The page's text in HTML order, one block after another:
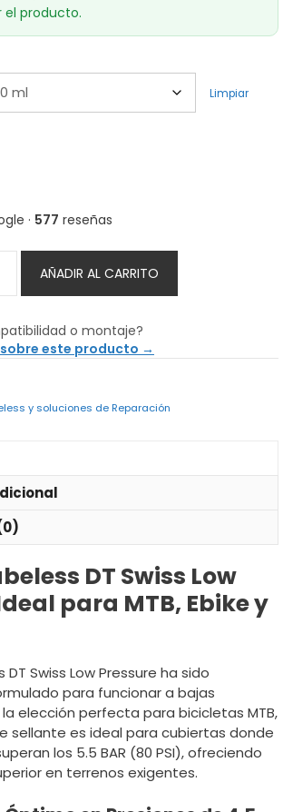
el producto.
Limpiar
· 577 reseñas
Líquido
Tubeless
Swiss
Low
AÑADIR AL CARRITO
o montaje?
este producto →
y soluciones de Reparación
DT Swiss Low
para MTB, Ebike y
DT Swiss Low Pressure ha sido
para funcionar a bajas
elección perfecta para bicicletas MTB,
sellante es ideal para cubiertas donde
los 5.5 BAR (80 PSI), ofreciendo
en terrenos exigentes.